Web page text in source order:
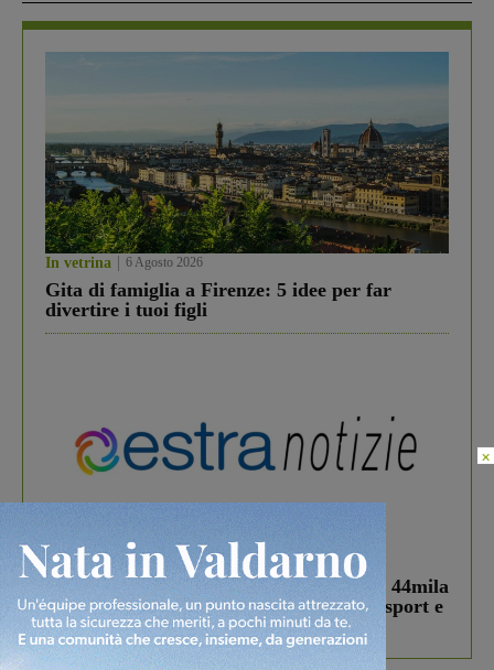
In vetrina 6 Agosto 2026
Gita di famiglia a Firenze: 5 idee per far
divertire i tuoi figli
In vetrina 3 Agosto 2026
Estra Notizie agosto: Smart Cities, oltre 44mila
studenti coinvolti, torna il bando per lo sport e
debutta il podcast Estrair
×